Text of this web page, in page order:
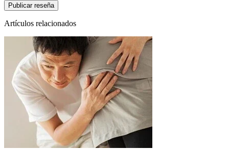
Artículos relacionados